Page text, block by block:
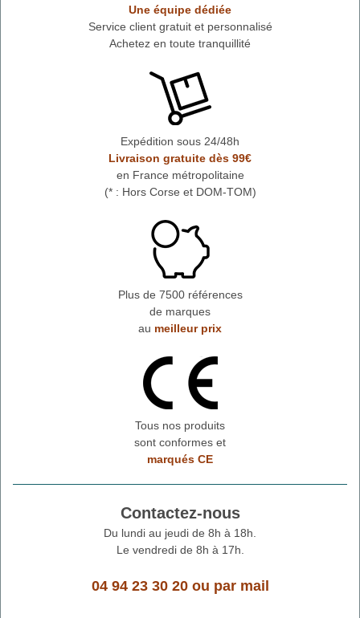
Une équipe dédiée
Service client gratuit et personnalisé
Achetez en toute tranquillité
Expédition sous 24/48h
Livraison gratuite dès 99€
en France métropolitaine
(* : Hors Corse et DOM-TOM)
Plus de 7500 références
de marques
au meilleur prix
Tous nos produits
sont conformes et
marqués CE
Contactez-nous
Du lundi au jeudi de 8h à 18h.
Le vendredi de 8h à 17h.
04 94 23 30 20ou par mail